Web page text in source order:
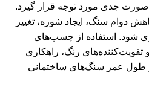
جدی مورد توجه قرار گیرد.
دوام سنگ، ایجاد شوره، تغییر
شود. استفاده از چسب‌های
رنگ، راهکاری
طول عمر سنگ‌های ساختمانی